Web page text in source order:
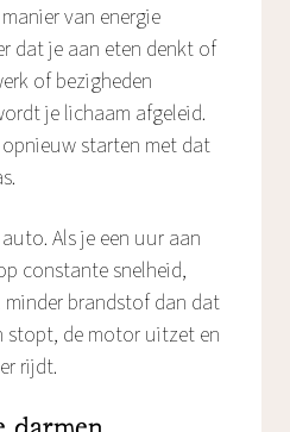
van energie
dat je aan eten denkt of
of bezigheden
je lichaam afgeleid.
starten met dat
Als je een uur aan
constante snelheid,
brandstof dan dat
stopt, de motor uitzet en
rijdt.